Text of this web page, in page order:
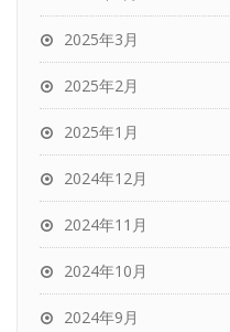
2025年3月
2025年2月
2025年1月
2024年12月
2024年11月
2024年10月
2024年9月